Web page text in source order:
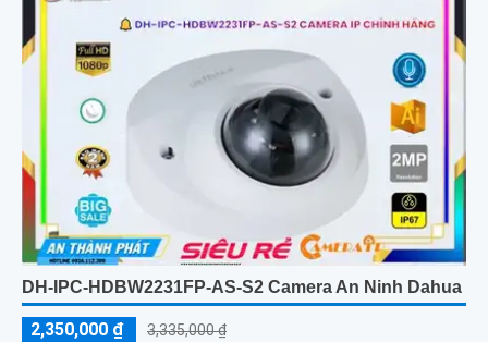
DH-IPC-HDBW2231FP-AS-S2 Camera An Ninh Dahua
2,350,000 ₫ 3,335,000 ₫